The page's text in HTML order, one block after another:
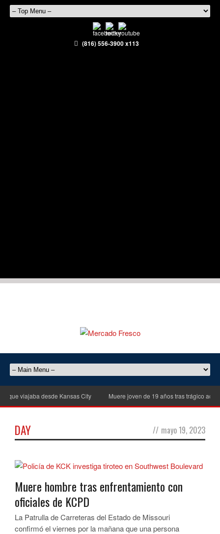
(816) 556-3900 x113
viajaba desde Kansas City Muere joven de 19 años tras trágico
DAY // mayo 19, 2023
Muere hombre tras enfrentamiento con
oficiales de KCPD
La Patrulla de Carreteras del Estado de Missouri
confirmó el viernes por la mañana que una persona